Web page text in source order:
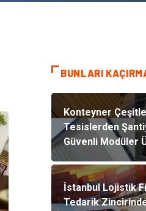
BUNLARI
Konteyner
Tesislerden
Güvenli Modüler
İstanbul Lojistik
Tedarik